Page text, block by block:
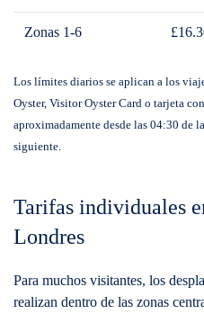
Zonas 1-6
Los límites diarios se aplican a los
Oyster, Visitor Oyster Card o tarjeta
aproximadamente desde las 04:30 de
siguiente.
Tarifas individuales
Londres
Para muchos visitantes, los
realizan dentro de las zonas